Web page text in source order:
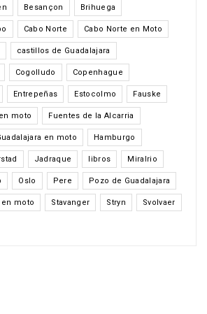
Besançon Brihuega
Cabo Norte Cabo Norte en Moto
castillos de Guadalajara
Cogolludo Copenhague
Entrepeñas Estocolmo Fauske
moto Fuentes de la Alcarria
en moto Hamburgo
Jadraque libros Miralrio
Oslo Pere Pozo de Guadalajara
en moto Stavanger Stryn Svolvaer